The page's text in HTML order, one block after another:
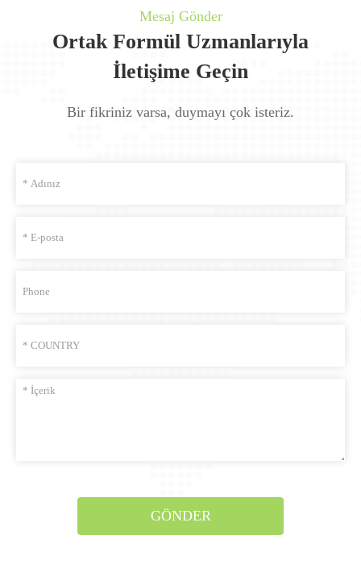
Mesaj Gönder
Ortak Formül Uzmanlarıyla
İletişime Geçin
Bir fikriniz varsa, duymayı çok isteriz.
GÖNDER